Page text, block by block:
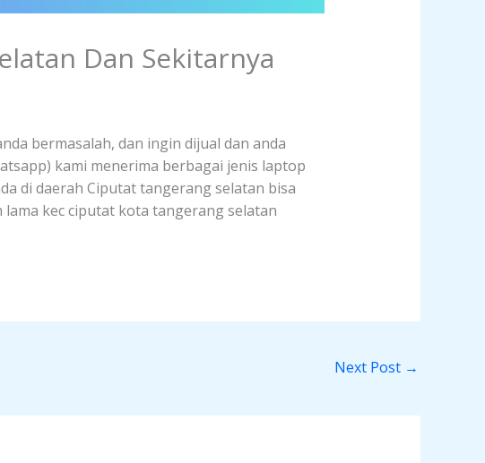
Dan Sekitarnya
bermasalah, dan ingin dijual dan anda
kami menerima berbagai jenis laptop
di daerah Ciputat tangerang selatan bisa
lama kec ciputat kota tangerang selatan
Next Post →